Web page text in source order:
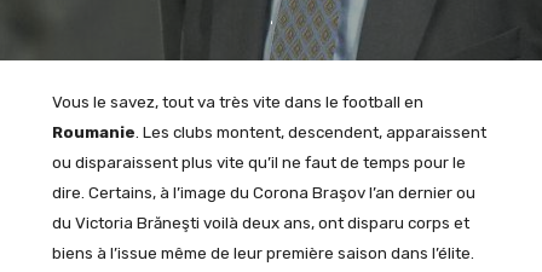
Vous le savez, tout va très vite dans le football en
Roumanie . Les clubs montent, descendent, apparaissent
ou disparaissent plus vite qu’il ne faut de temps pour le
dire. Certains, à l’image du Corona Braşov l’an dernier ou
du Victoria Brăneşti voilà deux ans, ont disparu corps et
biens à l’issue même de leur première saison dans l’élite.